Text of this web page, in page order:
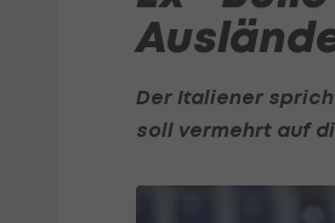
Der Italiener
soll vermehrt auf